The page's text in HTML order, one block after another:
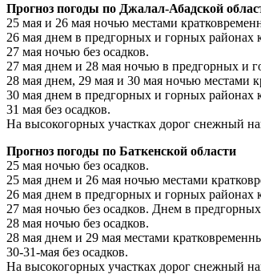
Прогноз погоды по Джалал-Абадской
25 мая и 26 мая ночью местами
26 мая днем в предгорных и горных районах
27 мая ночью без осадков.
27 мая днем и 28 мая ночью в предгорных и
28 мая днем, 29 мая и 30 мая ночью местами
30 мая днем в предгорных и горных районах
31 мая без осадков.
На высокогорных участках дорог снежный
Прогноз погоды по Баткенской области
25 мая ночью без осадков.
25 мая днем и 26 мая ночью местами
26 мая днем в предгорных и горных районах
27 мая ночью без осадков. Днем в
28 мая ночью без осадков.
28 мая днем и 29 мая местами
30-31-мая без осадков.
На высокогорных участках дорог снежный